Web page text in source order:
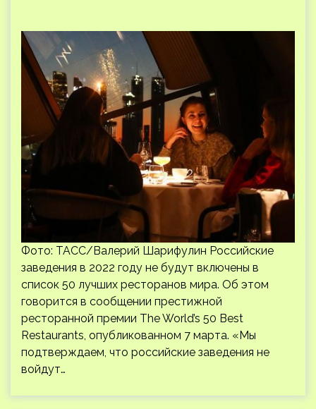
Фото: ТАСС/Валерий Шарифулин Российские
заведения в 2022 году не будут включены в
список 50 лучших ресторанов мира. Об этом
говорится в сообщении престижной
ресторанной премии The World’s 50 Best
Restaurants, опубликованном 7 марта. «Мы
подтверждаем, что российские заведения не
войдут…